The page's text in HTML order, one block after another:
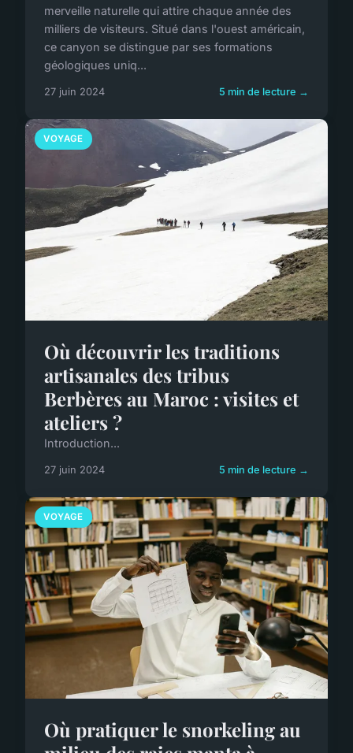
merveille naturelle qui attire chaque année des
milliers de visiteurs. Situé dans l'ouest américain,
ce canyon se distingue par ses formations
géologiques uniq...
27 juin 2024 5 min de lecture →
VOYAGE
Où découvrir les traditions
artisanales des tribus
Berbères au Maroc : visites et
ateliers ?
Introduction...
27 juin 2024 5 min de lecture →
VOYAGE
Où pratiquer le snorkeling au